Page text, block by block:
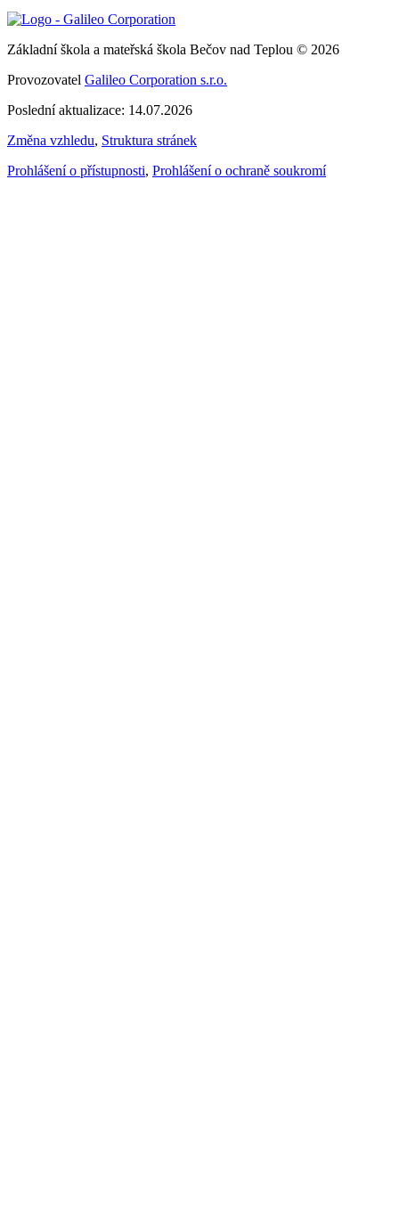
Základní škola a mateřská škola Bečov nad Teplou © 2026
Provozovatel Galileo Corporation s.r.o.
Poslední aktualizace: 14.07.2026
Změna vzhledu, Struktura stránek
Prohlášení o přístupnosti, Prohlášení o ochraně soukromí